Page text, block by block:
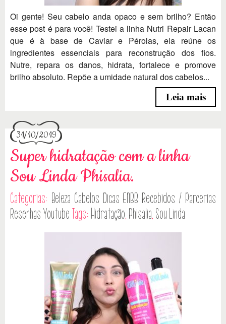
Oi gente! Seu cabelo anda opaco e sem brilho? Então
esse post é para você! Testei a linha Nutri Repair Lacan
que é à base de Caviar e Pérolas, ela reúne os
ingredientes essenciais para reconstrução dos fios.
Nutre, repara os danos, hidrata, fortalece e promove
brilho absoluto. Repõe a umidade natural dos cabelos...
Leia mais
31/10/2019
Super hidratação com a linha
Sou Linda Phisalia.
Categorias: Beleza Cabelos Dicas ENBB Recebidos / Parcerias
Resenhas Youtube Tags: Hidratação, Phisalia, Sou Linda